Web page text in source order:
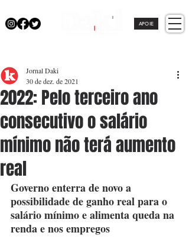
APOIE
2022: Pelo terceiro ano
consecutivo o salário
mínimo não terá aumento
real
Jornal Daki
30 de dez. de 2021
Governo enterra de novo a
possibilidade de ganho real para o
salário mínimo e alimenta queda na
renda e nos empregos